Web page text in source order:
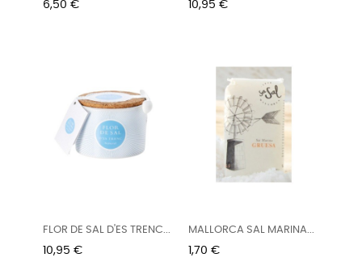
Precio
6,50 € Precio
10,95 €
FLOR DE SAL D'ES TRENC...
Precio
10,95 €
MALLORCA SAL MARINA...
Precio
1,70 €